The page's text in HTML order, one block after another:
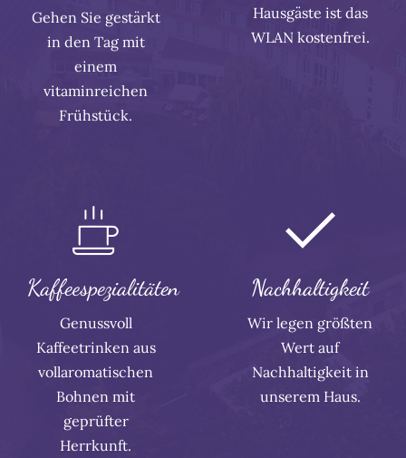
Gehen Sie gestärkt
in den Tag mit
einem
vitaminreichen
Frühstück.
Kaffeespezialitäten
Genussvoll
Kaffeetrinken aus
vollaromatischen
Bohnen mit
geprüfter
Herrkunft.
Hausgäste ist das
WLAN kostenfrei.
Nachhaltigkeit
Wir legen größten
Wert auf
Nachhaltigkeit in
unserem Haus.